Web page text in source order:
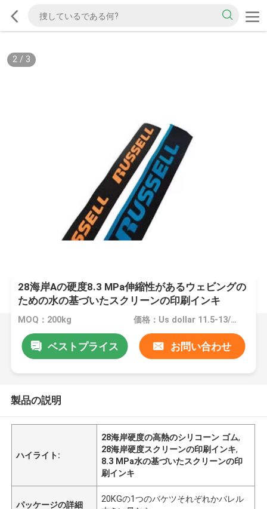
2/ 3
28海岸Aの硬度8.3 MPa伸縮性があるウェビングの
ための水の基づいたスクリーンの印刷インキ
MOQ：200kg 価格：Us dollar 11.5-13/KG
ベストプライス お問い合わせ
製品の説明
ハイライト:
28海岸硬度の高熱のシリコーン ゴム,
28海岸硬度スクリーンの印刷インキ,
8.3 MPa水の基づいたスクリーンの印
刷インキ
パッケージの詳細
20KGの1つのバケツそれぞれかバレル